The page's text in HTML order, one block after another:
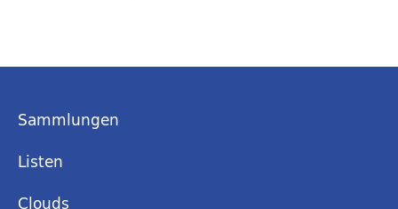
Sammlungen
Listen
Clouds